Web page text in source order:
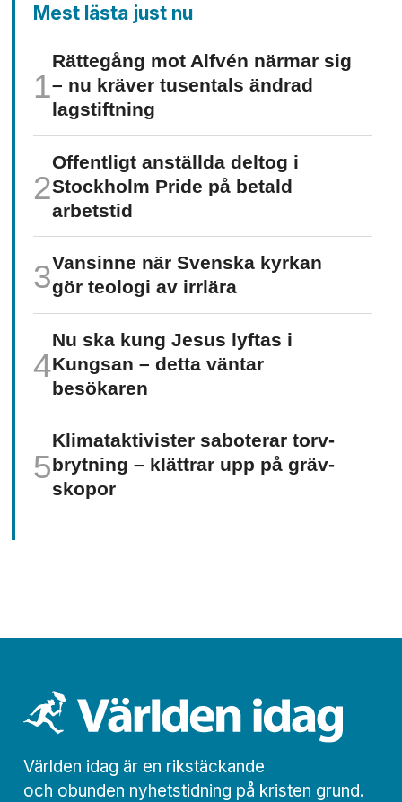
Mest lästa just nu
Rättegång mot Alfvén närmar sig
– nu kräver tusentals ändrad
lagstiftning
Offentligt anställda deltog i
Stockholm Pride på betald
arbetstid
Vansinne när Svenska kyrkan
gör teologi av irrlära
Nu ska kung Jesus lyftas i
Kungsan – detta väntar
besökaren
Klimat­aktivister saboterar torv­
brytning – klättrar upp på gräv­
skopor
Världen idag är en rikstäckande
och obunden nyhets­­­tidning på kristen grund.